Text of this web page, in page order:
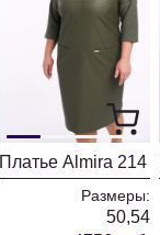
Платье Almira 214
Размеры:
50,54